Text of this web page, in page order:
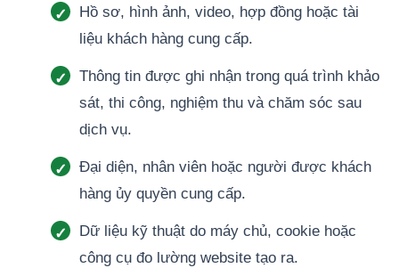
Hồ sơ, hình ảnh, video, hợp đồng hoặc tài
liệu khách hàng cung cấp.
Thông tin được ghi nhận trong quá trình khảo
sát, thi công, nghiệm thu và chăm sóc sau
dịch vụ.
Đại diện, nhân viên hoặc người được khách
hàng ủy quyền cung cấp.
Dữ liệu kỹ thuật do máy chủ, cookie hoặc
công cụ đo lường website tạo ra.